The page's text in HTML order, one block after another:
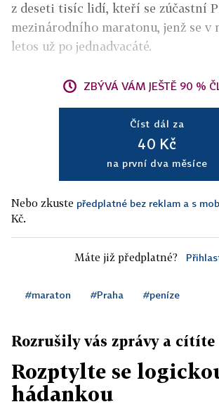
z deseti tisíc lidí, kteří se zúčastní
mezinárodního maratonu, jenž se v
letos už po jednadvacáté.
ZBÝVÁ VÁM JEŠTĚ 90 %
Číst dál za
40 Kč
na první dva měsíce
Nebo zkuste předplatné bez reklam a s
Kč.
Máte již předplatné?
#maraton #Praha #peníze
Rozrušily vás zprávy a cítíte
Rozptylte se
hádankou